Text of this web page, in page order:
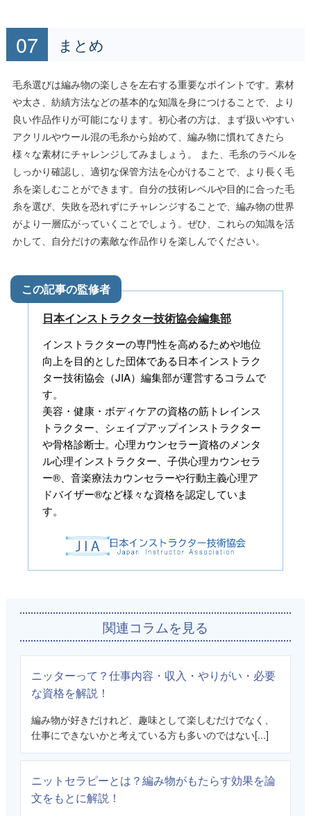
まとめ
毛糸選びは編み物の楽しさを左右する重要なポイントです。素材
や太さ、紡績方法などの基本的な知識を身につけることで、より
良い作品作りが可能になります。初心者の方は、まず扱いやすい
アクリルやウール混の毛糸から始めて、編み物に慣れてきたら
様々な素材にチャレンジしてみましょう。 また、毛糸のラベルを
しっかり確認し、適切な保管方法を心がけることで、より長く毛
糸を楽しむことができます。自分の技術レベルや目的に合った毛
糸を選び、失敗を恐れずにチャレンジすることで、編み物の世界
がより一層広がっていくことでしょう。ぜひ、これらの知識を活
かして、自分だけの素敵な作品作りを楽しんでください。
日本インストラクター技術協会編集部
インストラクターの専門性を高めるためや地位
向上を目的とした団体である日本インストラク
ター技術協会（JIA）編集部が運営するコラムで
す。
美容・健康・ボディケアの資格の筋トレインス
トラクター、シェイプアップインストラクター
や骨格診断士。心理カウンセラー資格のメンタ
ル心理インストラクター、子供心理カウンセラ
ー®、音楽療法カウンセラーや行動主義心理ア
ドバイザー®など様々な資格を認定していま
す。
関連コラムを見る
ニッターって？仕事内容・収入・やりがい・必要
な資格を解説！
編み物が好きだけれど、趣味として楽しむだけでなく、
仕事にできないかと考えている方も多いのではない[...]
ニットセラピーとは？編み物がもたらす効果を論
文をもとに解説！